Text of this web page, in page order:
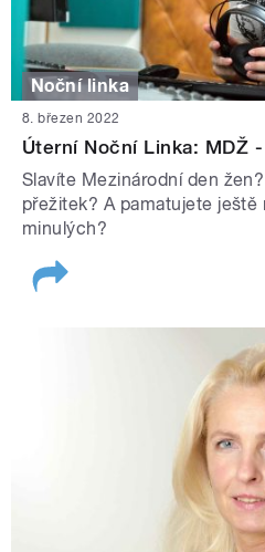
Noční linka
8. březen 2022
Úterní Noční Linka: MDŽ
Slavíte Mezinárodní den
přežitek? A pamatujete ještě
minulých?